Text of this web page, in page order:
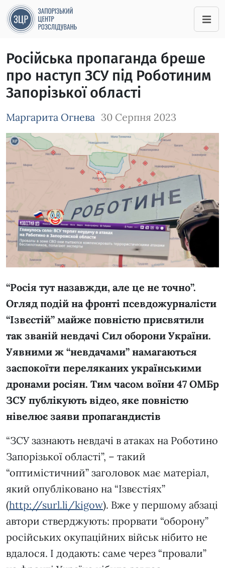
Російська пропаганда бреше
про наступ ЗСУ під Роботиним
Запорізької області
Маргарита Огнева 30 Серпня 2023
Зображення завантажується
“Росія тут назавжди, але це не точно”.
Огляд подій на фронті псевдожурналісти
“Ізвєстій” майже повністю присвятили
так званій невдачі Сил оборони України.
Уявними ж “невдачами” намагаються
заспокоїти переляканих українськими
дронами росіян. Тим часом воїни 47 ОМБр
ЗСУ публікують відео, яке повністю
нівелює заяви пропагандистів
“ЗСУ зазнають невдачі в атаках на Роботино
Запорізької області”, – такий
“оптимістичний” заголовок має матеріал,
який опубліковано на “Ізвєстіях”
(http://surl.li/kigow). Вже у першому абзаці
автори стверджують: прорвати “оборону”
російських окупаційних військ нібито не
вдалося. І додають: саме через “провали”